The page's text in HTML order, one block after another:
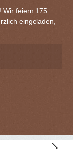
Wir feiern 175
eingeladen,